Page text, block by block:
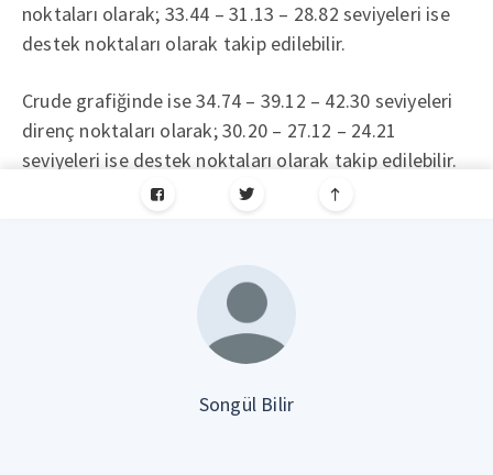
noktaları olarak; 33.44 – 31.13 – 28.82 seviyeleri ise
destek noktaları olarak takip edilebilir.
Crude grafiğinde ise 34.74 – 39.12 – 42.30 seviyeleri
direnç noktaları olarak; 30.20 – 27.12 – 24.21
seviyeleri ise destek noktaları olarak takip edilebilir.
Songül Bilir